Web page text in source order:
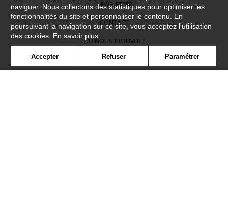
NEWSLETTER
CONTACT
OÙ NOUS TROUVER ?
CONTRACT
naviguer. Nous collectons des statistiques pour optimiser les
fonctionnalités du site et personnaliser le contenu. En
poursuivant la navigation sur ce site, vous acceptez l'utilisation
des cookies. En savoir plus
Accepter Refuser Paramétrer